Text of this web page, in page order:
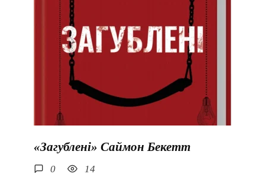
«Загублені» Саймон Бекетт
0 14